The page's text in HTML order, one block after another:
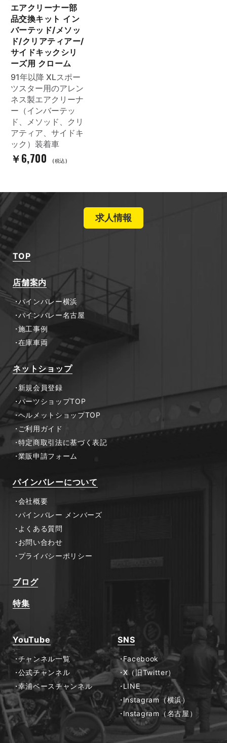
エアクリーナー部
品交換キット イン
バーテッド/メソッ
ド/クリアティアー/
サイドキックシリ
ーズ用 クローム
91年以降 XLスポー
ツスター用のアレン
ネス製エアクリーナ
ー（インバーテッ
ド、メソッド、クリ
アティア、サイドキ
ック）装着車
￥6,700 (税込)
求人情報
TOP
店舗案内
パインバレー横浜
パインバレー名古屋
施工事例
在庫車両
ネットショップ
新規会員登録
パーツショップTOP
ヘルメットショップTOP
ご利用ガイド
特定商取引法に基づく表記
業販申請フォーム
パインバレーについて
会社概要
パインバレー メンバーズ
よくある質問
お問い合わせ
プライバシーポリシー
ブログ
特集
YouTube
チャンネル一覧
公式チャンネル
幸浦ベースチャンネル
SNS
Facebook
X（旧Twitter）
LINE
Instagram（横浜）
Instagram（名古屋）